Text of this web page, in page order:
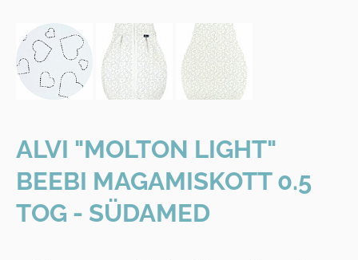
ALVI "MOLTON LIGHT"
BEEBI MAGAMISKOTT 0.5
TOG - SÜDAMED